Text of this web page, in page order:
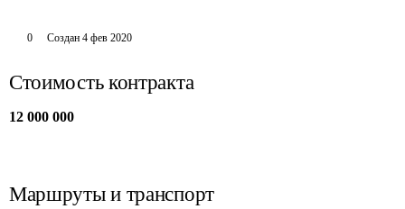
0 Создан 4 фев 2020
Стоимость контракта
12 000 000
Маршруты и транспорт